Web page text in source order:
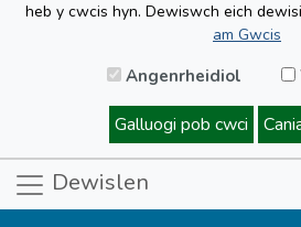
heb y cwcis hyn. Dewiswch eich
am Gwcis
Angenrheidiol
Galluogi pob cwci
Dewislen